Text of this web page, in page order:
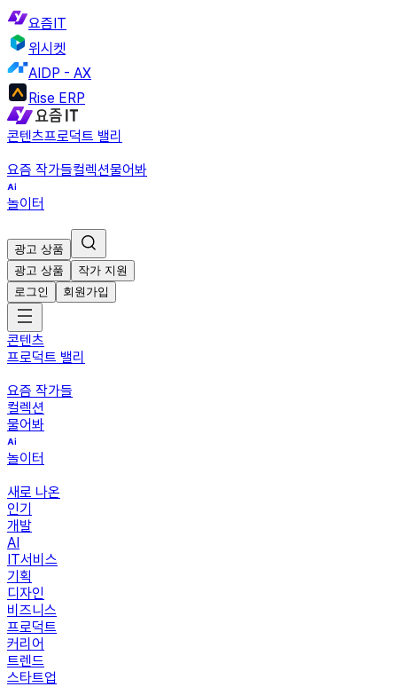
요즘IT
위시켓
AIDP - AX
Rise ERP
콘텐츠프로덕트 밸리
요즘 작가들컬렉션물어봐
놀이터
광고 상품
광고 상품
작가 지원
로그인
회원가입
콘텐츠
프로덕트 밸리
요즘 작가들
컬렉션
물어봐
놀이터
새로 나온
인기
개발
AI
IT서비스
기획
디자인
비즈니스
프로덕트
커리어
트렌드
스타트업